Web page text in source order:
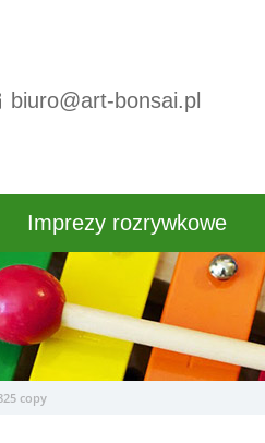
biuro@art-bonsai.pl
Imprezy rozrywkowe
copy